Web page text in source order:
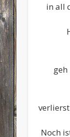
in all
Noch